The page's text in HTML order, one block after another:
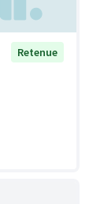
Retenue